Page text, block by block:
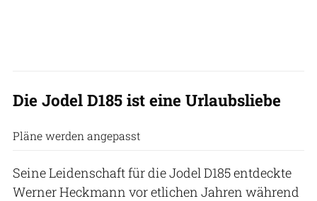
Die Jodel D185 ist eine Urlaubsliebe
Pläne werden angepasst
Seine Leidenschaft für die Jodel D185 entdeckte
Werner Heckmann vor etlichen Jahren während